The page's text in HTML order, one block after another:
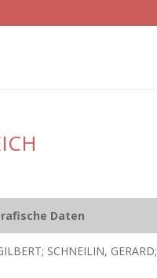
Daten
SCHNEILIN, GERARD;